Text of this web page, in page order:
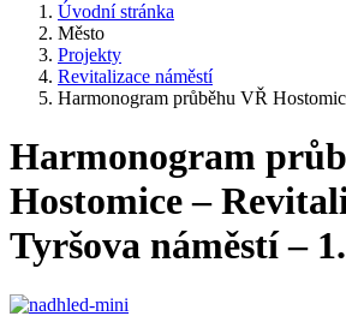
Úvodní stránka
Město
Projekty
Revitalizace náměstí
Harmonogram průběhu VŘ
Harmonogram
Hostomice –
Tyršova náměstí –